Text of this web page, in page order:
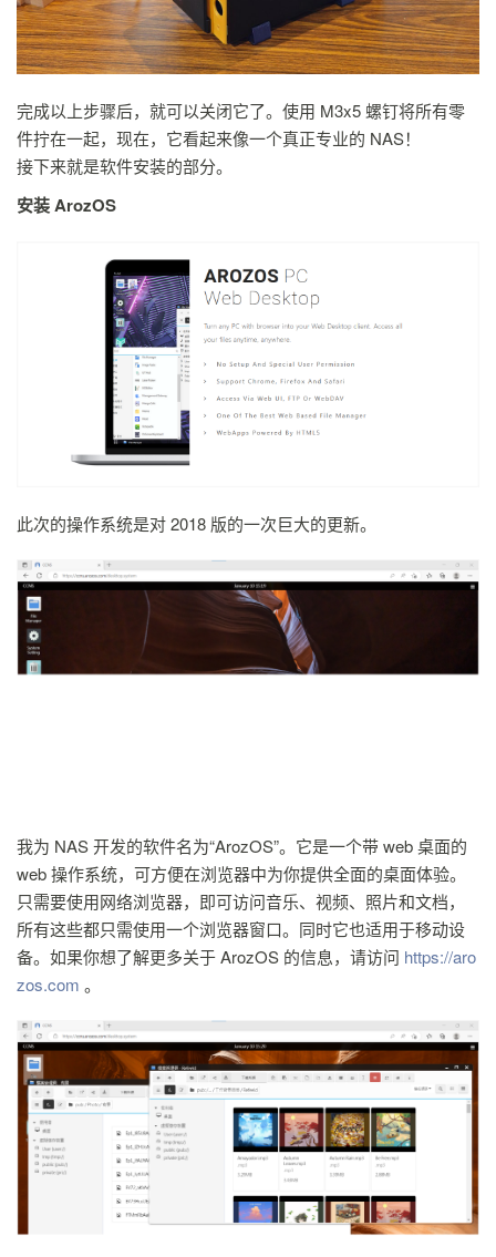
完成以上步骤后，就可以关闭它了。使用 M3x5 螺钉将所有零
件拧在一起，现在，它看起来像一个真正专业的 NAS！
接下来就是软件安装的部分。
安装 ArozOS
此次的操作系统是对 2018 版的一次巨大的更新。
我为 NAS 开发的软件名为“ArozOS”。它是一个带 web 桌面的
web 操作系统，可方便在浏览器中为你提供全面的桌面体验。
只需要使用网络浏览器，即可访问音乐、视频、照片和文档，
所有这些都只需使用一个浏览器窗口。同时它也适用于移动设
备。如果你想了解更多关于 ArozOS 的信息，请访问 https://aro
zos.com 。